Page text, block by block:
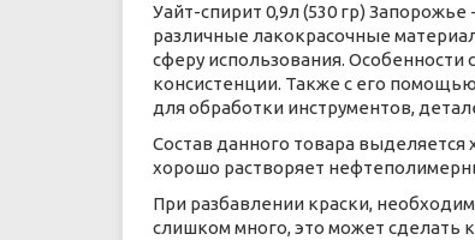
Уайт-спирит 0,9л (530 гр)
различные лакокрасочные
сферу использования.
консистенции. Также с его
для обработки инструментов,
Состав данного товара
хорошо растворяет
При разбавлении краски,
слишком много, это может сделать